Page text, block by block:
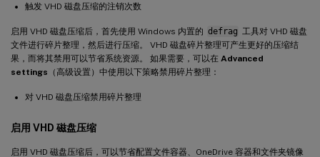
触发 VHD 磁盘压缩的注销次数
启用 VHD 磁盘压缩后，首先使用 Windows 内置的 defrag 工具对 VHD 磁盘
文件进行碎片整理，然后进行压缩。 VHD 磁盘碎片整理可产生更好的压缩结
果，而将其禁用可以节省系统资源。 如果需要，可以在 Advanced
settings （高级设置）中使用以下策略禁用碎片整理：
对 VHD 磁盘压缩禁用碎片整理
启用 VHD 磁盘压缩
启用 VHD 磁盘压缩后，可以节省配置文件容器、OneDrive 容器和文件夹镜像